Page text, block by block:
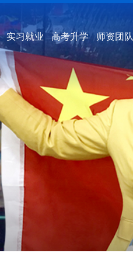
实习就业 高考升学 师资团队